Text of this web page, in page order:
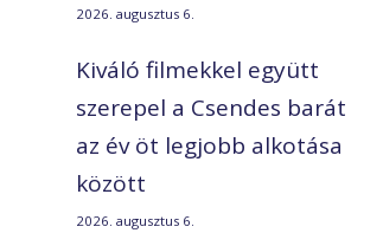
2026. augusztus 6.
Kiváló filmekkel együtt
szerepel a Csendes barát
az év öt legjobb alkotása
között
2026. augusztus 6.